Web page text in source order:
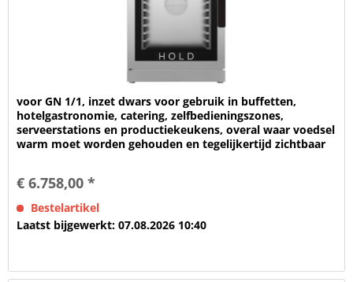
voor GN 1/1, inzet dwars voor gebruik in buffetten,
hotelgastronomie, catering, zelfbedieningszones,
serveerstations en productiekeukens, overal waar voedsel
warm moet worden gehouden en tegelijkertijd zichtbaar
€ 6.758,00 *
Bestelartikel
Laatst bijgewerkt: 07.08.2026 10:40